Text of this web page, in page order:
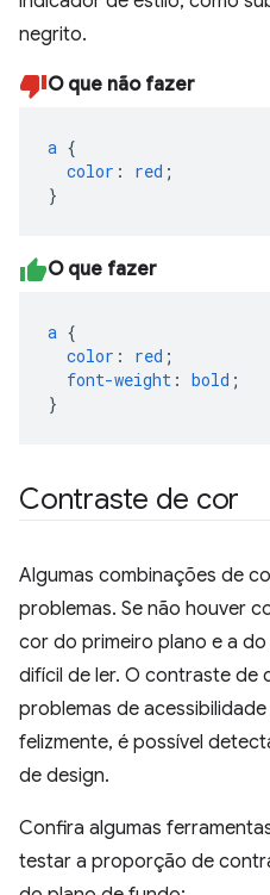
negrito.
O que não fazer
a {
color : red ;
}
O que fazer
a {
color : red ;
font-weight : bold ;
}
Contraste de cor
Algumas combinações de
problemas. Se não houver
cor do primeiro plano e a
difícil de ler. O contraste de
problemas de
felizmente, é possível
de design.
Confira algumas
testar a proporção de